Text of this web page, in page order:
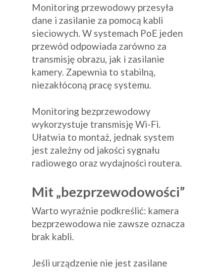
Monitoring przewodowy przesyła
dane i zasilanie za pomocą kabli
sieciowych. W systemach PoE jeden
przewód odpowiada zarówno za
transmisję obrazu, jak i zasilanie
kamery. Zapewnia to stabilną,
niezakłóconą pracę systemu.
Monitoring bezprzewodowy
wykorzystuje transmisję Wi-Fi.
Ułatwia to montaż, jednak system
jest zależny od jakości sygnału
radiowego oraz wydajności routera.
Mit „bezprzewodowości”
Warto wyraźnie podkreślić: kamera
bezprzewodowa nie zawsze oznacza
brak kabli.
Jeśli urządzenie nie jest zasilane